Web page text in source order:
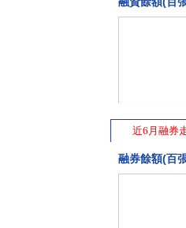
近6月融券
融券餘額(百